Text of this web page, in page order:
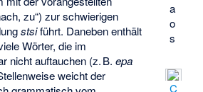
a
o
s
C
zu“) zur schwierigen
stsiführt. Daneben enthält
Wörter, die im
nicht auftauchen (z. B.epa
weicht der